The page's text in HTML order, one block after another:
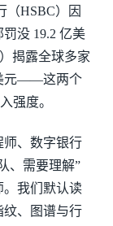
（HSBC）因
没 19.2 亿美
揭露全球多家
元——这两个
强度。
、数字银行
、需要理解”
。我们默认读
纹、图谱与行